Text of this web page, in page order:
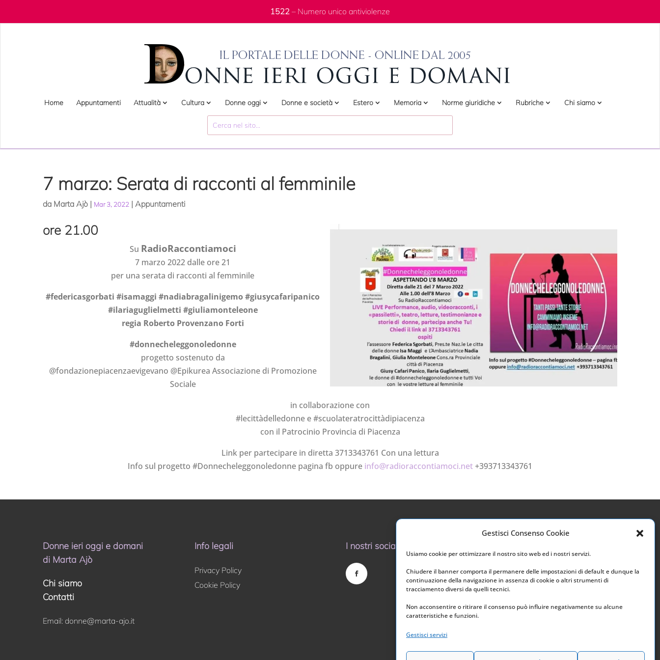
Gestisci Consenso Cookie
Usiamo cookie per ottimizzare il nostro sito web ed i nostri servizi.
Chiudere il banner comporta il permanere delle impostazioni di default e dunque la
continuazione della navigazione in assenza di cookie o altri strumenti di
tracciamento diversi da quelli tecnici.
Non acconsentire o ritirare il consenso può influire negativamente su alcune
caratteristiche e funzioni.
Gestisci servizi
1522 – Numero unico antiviolenze
Home Appuntamenti Attualità Cultura Donne oggi Donne e società Estero Memoria Norme giuridiche Rubriche Chi siamo
7 marzo: Serata di racconti al femminile
da Marta Ajò | Mar 3, 2022 | Appuntamenti
ore 21.00
Su RadioRaccontiamoci
7 marzo 2022 dalle ore 21
per una serata di racconti al femminile
#federicasgorbati #isamaggi #nadiabragalinigemo #giusycafaripanico
#ilariaguglielmetti #giuliamonteleone
regia Roberto Provenzano Forti
#donnecheleggonoledonne
progetto sostenuto da
@fondazionepiacenzaevigevano @Epikurea Associazione di Promozione
Sociale
in collaborazione con
#lecittàdelledonne e #scuolateratrocittàdipiacenza
con il Patrocinio Provincia di Piacenza
Link per partecipare in diretta 3713343761 Con una lettura
Info sul progetto #Donnecheleggonoledonne pagina fb oppure info@radioraccontiamoci.net+393713343761
Donne ieri oggi e domani
di Marta Ajò
Chi siamo
Contatti
Email: donne@marta-ajo.it
Info legali
Privacy Policy
Cookie Policy
I nostri social
Home
Archivio